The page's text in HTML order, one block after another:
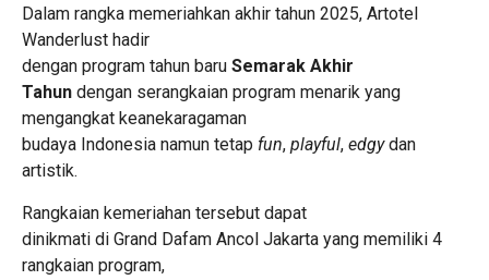
Dalam rangka memeriahkan akhir tahun 2025, Artotel
Wanderlust hadir
dengan program tahun baru Semarak Akhir
Tahun dengan serangkaian program menarik yang
mengangkat keanekaragaman
budaya Indonesia namun tetap fun, playful, edgydan
artistik.
Rangkaian kemeriahan tersebut dapat
dinikmati di Grand Dafam Ancol Jakarta yang memiliki 4
rangkaian program,